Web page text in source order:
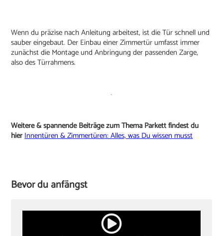
Wenn du präzise nach Anleitung arbeitest, ist die Tür schnell und
sauber eingebaut. Der Einbau einer Zimmertür umfasst immer
zunächst die Montage und Anbringung der passenden Zarge,
also des Türrahmens.
Weitere & spannende Beiträge zum Thema Parkett findest du
hierInnentüren & Zimmertüren: Alles, was Du wissen musst
Bevor du anfängst